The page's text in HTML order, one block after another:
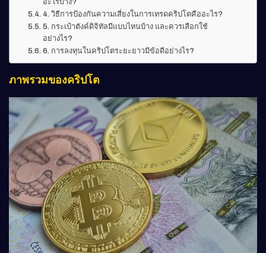
4. วิธีการป้องกันความเสี่ยงในการเทรดคริปโตคืออะไร?
5. กระเป๋าตังค์ดิจิทัลมีแบบไหนบ้าง และควรเลือกใช้
อย่างไร?
6. การลงทุนในคริปโตระยะยาวมีข้อดีอย่างไร?
ภาพรวมของคริปโต